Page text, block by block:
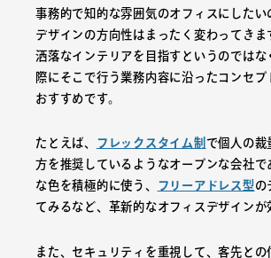
事務的で知的な雰囲気のオフィスにしたい
デザインの方向性はまったく変わってきま
洒落なインテリアを目指すというのではな
際にそこで行う業務内容に沿ったコンセプ
おすすめです。
たとえば、 フレックスタイム制 で個人の裁
方を推奨しているようなオープンな会社で
な色を積極的に使う、
フリーアドレス型の
てみるなど、革新的なオフィスデザインが
また、セキュリティを重視して、客先との